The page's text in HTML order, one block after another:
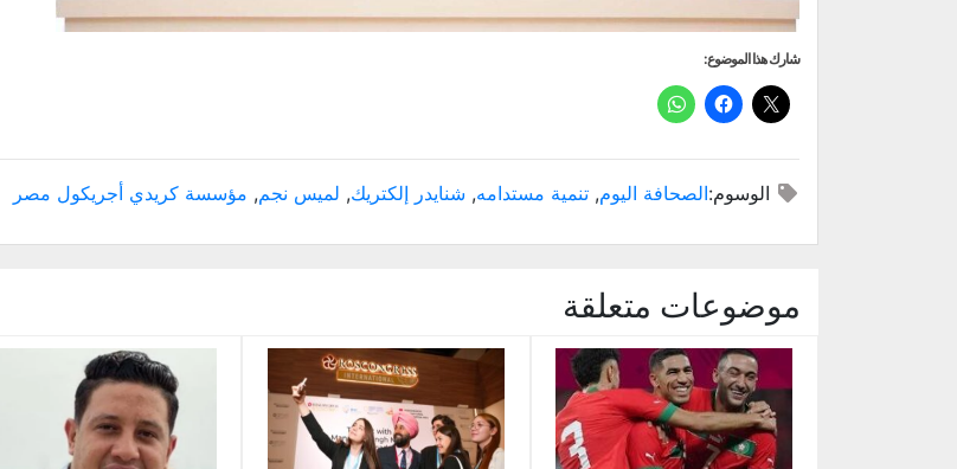
شارك هذا الموضوع:
الوسوم:الصحافة اليوم, تنمية مستدامه, شنايدر إلكتريك, لميس نجم, مؤسسة كريدي أجريكول مصر
موضوعات متعلقة